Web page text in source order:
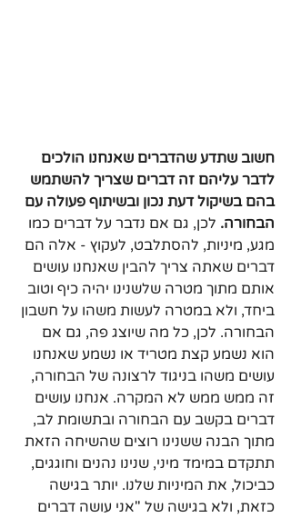
חשוב שתדע שהדברים שאנחנו הולכים
לדבר עליהם זה דברים שצריך להשתמש
בהם בשיקול דעת נכון ובשיתוף פעולה עם
הבחורה. לכן, גם אם נדבר על דברים כמו
מגע, מיניות, להסתלבט, לעקוץ - אלה הם
דברים שאתה צריך להבין שאנחנו עושים
אותם מתוך מטרה שלשנינו יהיה כיף וטוב
ביחד, ולא במטרה לעשות משהו על חשבון
הבחורה. לכן, כל מה שיוצג פה, גם אם
הוא נשמע קצת מטריד או נשמע שאנחנו
עושים משהו בניגוד לרצונה של הבחורה,
זה ממש ממש לא המקרה. אנחנו עושים
דברים בקשב עם הבחורה ובתשומת לב,
מתוך הבנה ששנינו רוצים שהשיחה הזאת
תתקדם במימד מיני, שנינו נהנים וחוגגים,
כביכול, את המיניות שלנו. יותר בגישה
כזאת, ולא בגישה של "אני עושה דברים